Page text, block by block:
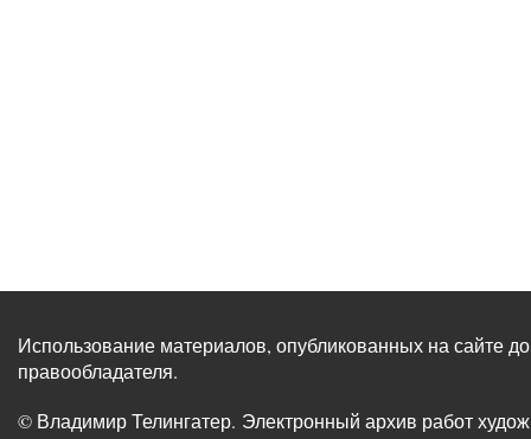
Использование материалов, опубликованных на сайте
правообладателя.
© Владимир Телингатер. Электронный архив работ